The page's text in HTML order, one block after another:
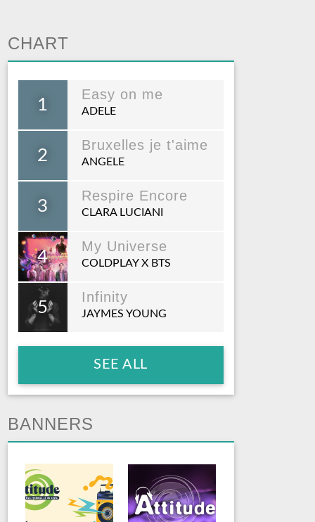
CHART
1
Easy on me
ADELE
2
Bruxelles je t'aime
ANGELE
3
Respire Encore
CLARA LUCIANI
4
My Universe
COLDPLAY X BTS
5
Infinity
JAYMES YOUNG
SEE ALL
BANNERS